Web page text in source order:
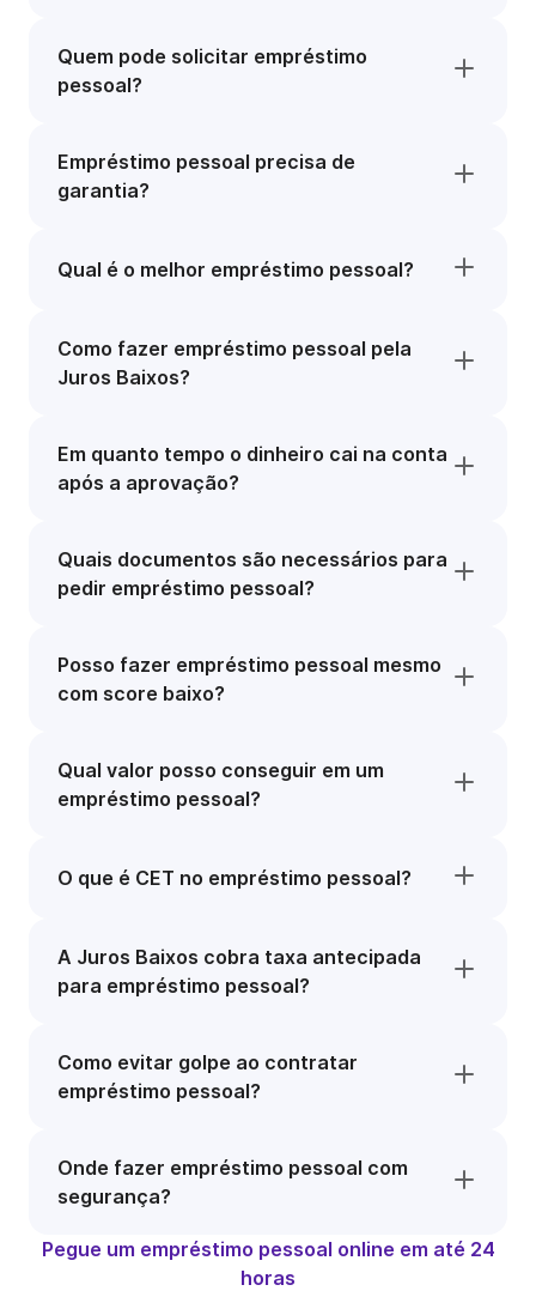
Quem pode solicitar empréstimo
pessoal?
Empréstimo pessoal precisa de
garantia?
Qual é o melhor empréstimo pessoal?
Como fazer empréstimo pessoal pela
Juros Baixos?
Em quanto tempo o dinheiro cai na conta
após a aprovação?
Quais documentos são necessários para
pedir empréstimo pessoal?
Posso fazer empréstimo pessoal mesmo
com score baixo?
Qual valor posso conseguir em um
empréstimo pessoal?
O que é CET no empréstimo pessoal?
A Juros Baixos cobra taxa antecipada
para empréstimo pessoal?
Como evitar golpe ao contratar
empréstimo pessoal?
Onde fazer empréstimo pessoal com
segurança?
Pegue um empréstimo pessoal online em até 24
horas